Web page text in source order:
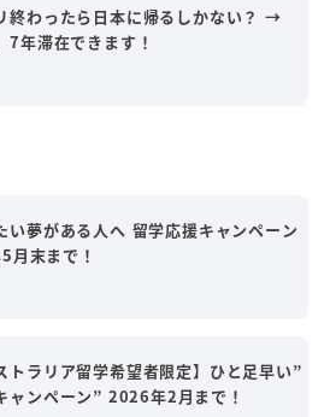
終わったら日本に帰るしかない？ →
7年滞在できます！
い夢がある人へ 留学応援キャンペーン
月末まで！
トラリア留学希望者限定】ひと足早い”
ャンペーン” 2026年2月まで！